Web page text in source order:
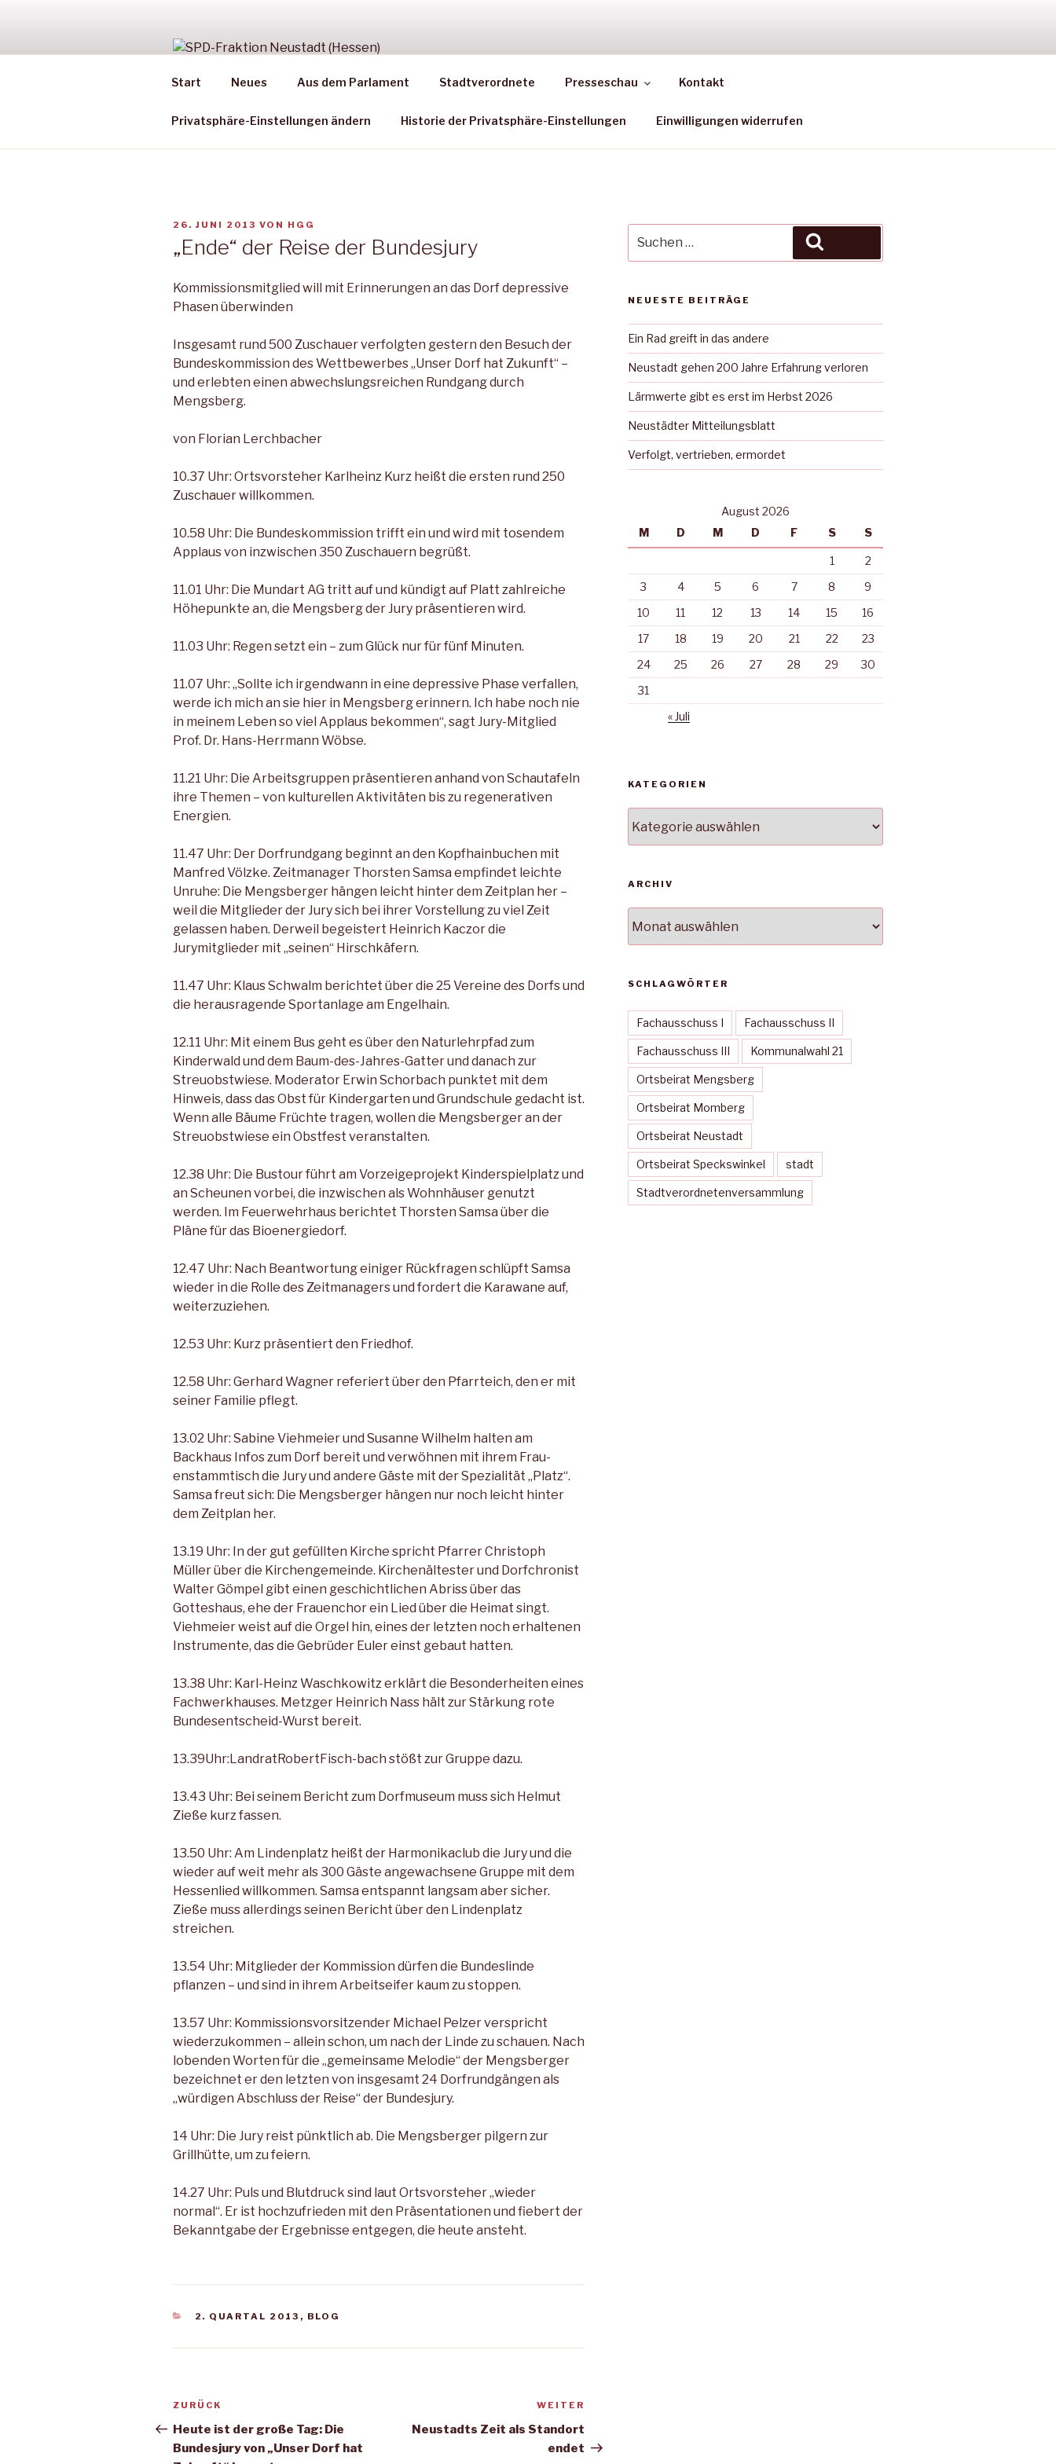
SPD-FRAKTION NEUSTADT (HESSEN)
Start Neues Aus dem Parlament Stadtverordnete Presseschau Kontakt
Privatsphäre-Einstellungen ändern Historie der Privatsphäre-Einstellungen Einwilligungen widerrufen
VERÖFFENTLICHT
26. JUNI 2013 VON HGG
„Ende“ der Reise der Bundesjury
Kommissionsmitglied will mit Erinnerungen an das Dorf depressive
Phasen überwinden
Insgesamt rund 500 Zuschauer verfolgten ges­tern den Besuch der
Bun­deskommission des Wett­bewerbes „Unser Dorf hat Zukunft“ –
und erlebten einen abwechslungsrei­chen Rundgang durch
Mengsberg.
von Florian Lerchbacher
10.37 Uhr: Ortsvorsteher Karl­heinz Kurz heißt die ersten rund 250
Zuschauer willkommen.
10.58 Uhr: Die Bundeskom­mission trifft ein und wird mit tosendem
Applaus von inzwi­schen 350 Zuschauern begrüßt.
11.01 Uhr: Die Mundart AG tritt auf und kündigt auf Platt zahlreiche
Höhepunkte an, die Mengsberg der Jury präsentie­ren wird.
11.03 Uhr: Regen setzt ein – zum Glück nur für fünf Minuten.
11.07 Uhr: „Sollte ich irgend­wann in eine depressive Pha­se verfallen,
werde ich mich an sie hier in Mengsberg erinnern. Ich habe noch nie
in meinem Leben so viel Applaus bekom­men“, sagt Jury-Mitglied
Prof. Dr. Hans-Herrmann Wöbse.
11.21 Uhr: Die Arbeitsgrup­pen präsentieren anhand von Schautafeln
ihre Themen – von kulturellen Aktivitäten bis zu re­generativen
Energien.
11.47 Uhr: Der Dorfrund­gang beginnt an den Kopfhain­buchen mit
Manfred Völzke. Zeitmanager Thorsten Samsa empfindet leichte
Unruhe: Die Mengsberger hängen leicht hin­ter dem Zeitplan her –
weil die Mitglieder der Jury sich bei ihrer Vorstellung zu viel Zeit
gelassen haben. Derweil begeistert Hein­rich Kaczor die
Jurymitglieder mit „seinen“ Hirschkäfern.
11.47 Uhr: Klaus Schwalm be­richtet über die 25 Vereine des Dorfs und
die herausragende Sportanlage am Engelhain.
12.11 Uhr: Mit einem Bus geht es über den Naturlehrpfad zum
Kinderwald und dem Baum-des-Jahres-Gatter und danach zur
Streuobstwiese. Moderator Erwin Schorbach punktet mit dem
Hinweis, dass das Obst für Kindergarten und Grundschu­le gedacht ist.
Wenn alle Bäu­me Früchte tragen, wollen die Mengsberger an der
Streuobst­wiese ein Obstfest veranstalten.
12.38 Uhr: Die Bustour führt am Vorzeigeprojekt Kinderspiel­platz und
an Scheunen vorbei, die inzwischen als Wohnhäuser genutzt
werden. Im Feuerwehr­haus berichtet Thorsten Samsa über die
Pläne für das Bioener­giedorf.
12.47 Uhr: Nach Beantwortung einiger Rückfra­gen schlüpft Samsa
wieder in die Rolle des Zeitmanagers und fordert die Karawane auf,
wei­terzuziehen.
12.53 Uhr: Kurz präsentiert den Friedhof.
12.58 Uhr: Gerhard Wagner re­feriert über den Pfarrteich, den er mit
seiner Familie pflegt.
13.02 Uhr: Sabine Viehmeier und Susanne Wilhelm halten am
Backhaus Infos zum Dorf bereit und verwöhnen mit ihrem Frau­
enstammtisch die Jury und an­dere Gäste mit der Spezialität „Platz“.
Samsa freut sich: Die Mengsberger hängen nur noch leicht hinter
dem Zeitplan her.
13.19 Uhr: In der gut gefüllten Kirche spricht Pfarrer Christoph
Müller über die Kirchengemein­de. Kirchenältester und Dorf­chronist
Walter Gömpel gibt ei­nen geschichtlichen Abriss über das
Gotteshaus, ehe der Frauen­chor ein Lied über die Heimat singt.
Viehmeier weist auf die Orgel hin, eines der letzten noch erhaltenen
In­strumente, das die Gebrüder Euler einst ge­baut hatten.
13.38 Uhr: Karl-Heinz Waschkowitz erklärt die Besonderheiten eines
Fach­werkhauses. Metzger Heinrich Nass hält zur Stärkung rote
Bun­desentscheid-Wurst bereit.
13.39Uhr:LandratRobertFisch-bach stößt zur Gruppe dazu.
13.43 Uhr: Bei seinem Bericht zum Dorfmuseum muss sich Helmut
Zieße kurz fassen.
13.50 Uhr: Am Lindenplatz heißt der Harmonikaclub die Ju­ry und die
wieder auf weit mehr als 300 Gäste angewachsene Gruppe mit dem
Hessenlied willkommen. Samsa entspannt langsam aber sicher.
Zieße muss allerdings seinen Bericht über den Lindenplatz
streichen.
13.54 Uhr: Mitglieder der Kom­mission dürfen die Bundeslinde
pflanzen – und sind in ihrem Ar­beitseifer kaum zu stoppen.
13.57 Uhr: Kommissionsvor­sitzender Michael Pelzer ver­spricht
wiederzukommen – al­lein schon, um nach der Lin­de zu schauen. Nach
lobenden Worten für die „gemeinsame Melodie“ der Mengsberger
be­zeichnet er den letzten von ins­gesamt 24 Dorfrundgängen als
„würdigen Abschluss der Reise“ der Bundesjury.
14 Uhr: Die Jury reist pünktlich ab. Die Mengsberger pilgern zur
Grillhütte, um zu feiern.
14.27 Uhr: Puls und Blutdruck sind laut Ortsvorsteher „wieder
normal“. Er ist hochzufrieden mit den Präsentationen und fie­bert der
Bekanntgabe der Er­gebnisse entgegen, die heute ansteht.
KATEGORIEN
2. QUARTAL 2013 , BLOG
Beitragsnavigation
Vorheriger
Beitrag
ZURÜCK
Heute ist der große Tag: Die
Bundesjury von „Unser Dorf hat
WEITER
Neustadts Zeit als Standort
endet
nach:
NEUESTE BEITRÄGE
Ein Rad greift in das andere
Neustadt gehen 200 Jahre Erfahrung verloren
Lärmwerte gibt es erst im Herbst 2026
Neustädter Mitteilungsblatt
Verfolgt, vertrieben, ermordet
August 2026
M
D M D F S S
1
2
3
4 5 6 7 8
9
10
11 12 13 14 15
16
17
18 19 20 21 22
23
24
25 26 27 28 29
30
31
« Juli
KATEGORIEN
ARCHIV
SCHLAGWÖRTER
Fachausschuss I Fachausschuss II
Fachausschuss III Kommunalwahl 21
Ortsbeirat Mengsberg
Ortsbeirat Momberg
Ortsbeirat Neustadt
Ortsbeirat Speckswinkel stadt
Stadtverordnetenversammlung